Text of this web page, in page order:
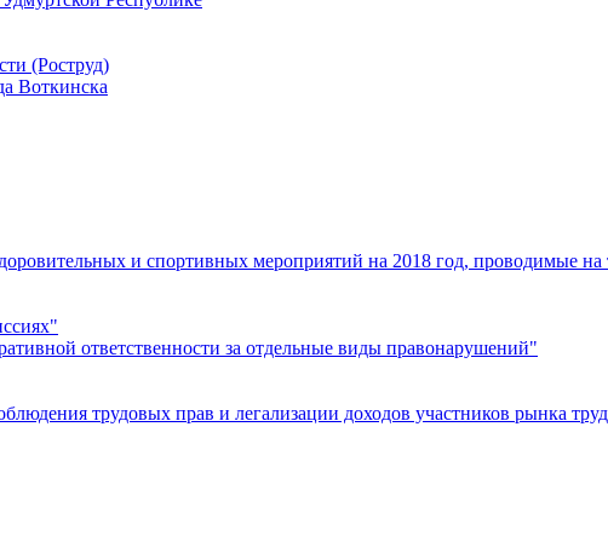
(Роструд)
Воткинска
и спортивных мероприятий на 2018 год, проводимые
ответственности за отдельные виды правонарушений"
трудовых прав и легализации доходов участников рынка